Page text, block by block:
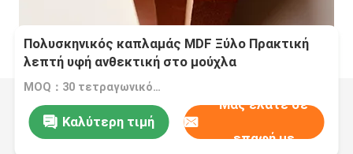
Πολυσκηνικός καπλαμάς MDF Ξύλο Πρακτική
λεπτή υφή ανθεκτική στο μούχλα
MOQ：30 τετραγωνικό μέτρο
Καλύτερη τιμή
Μας ελάτε σε
επαφή με